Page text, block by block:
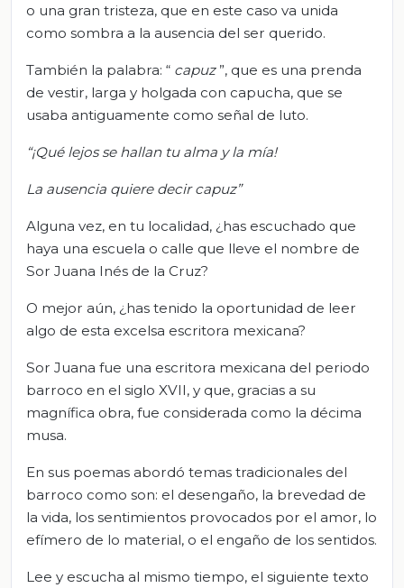
o una gran tristeza, que en este caso va unida
como sombra a la ausencia del ser querido.
También la palabra: “ capuz ”, que es una prenda
de vestir, larga y holgada con capucha, que se
usaba antiguamente como señal de luto.
“¡Qué lejos se hallan tu alma y la mía!
La ausencia quiere decir capuz”
Alguna vez, en tu localidad, ¿has escuchado que
haya una escuela o calle que lleve el nombre de
Sor Juana Inés de la Cruz?
O mejor aún, ¿has tenido la oportunidad de leer
algo de esta excelsa escritora mexicana?
Sor Juana fue una escritora mexicana del periodo
barroco en el siglo XVII, y que, gracias a su
magnífica obra, fue considerada como la décima
musa.
En sus poemas abordó temas tradicionales del
barroco como son: el desengaño, la brevedad de
la vida, los sentimientos provocados por el amor, lo
efímero de lo material, o el engaño de los sentidos.
Lee y escucha al mismo tiempo, el siguiente texto